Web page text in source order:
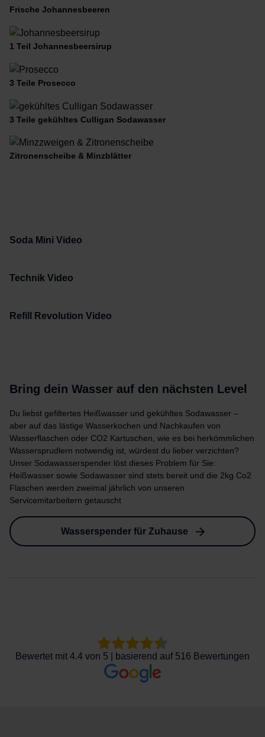
Frische Johannesbeeren
1 Teil Johannesbeersirup
3 Teile Prosecco
3 Teile gekühltes Culligan Sodawasser
Zitronenscheibe & Minzblätter
Soda Mini Video
Technik Video
Refill Revolution Video
Bring dein Wasser auf den nächsten Level
Du liebst gefiltertes Heißwasser und gekühltes Sodawasser –
aber auf das lästige Wasserkochen und Nachkaufen von
Wasserflaschen oder CO2 Kartuschen, wie es bei herkömmlichen
Wassersprudlern notwendig ist, würdest du lieber verzichten?
Unser Sodawasserspender löst dieses Problem für Sie:
Heißwasser sowie Sodawasser sind stets bereit und die 2kg Co2
Flaschen werden zweimal jährlich von unseren
Servicemitarbeitern getauscht
Wasserspender für Zuhause
Bewertet mit 4.4 von 5 | basierend auf 516 Bewertungen